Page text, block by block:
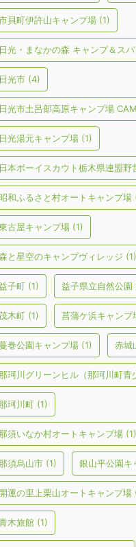
貝町伊許山キャンプ場 (1)
日光・まなかの森 キャンプ＆スパ
日光市 (4)
日光市土呂部高原キャンプ場
日光湯元キャンプ場 (1)
日本ボーイスカウト栃木県連盟野
和ふるさと村オートキャンプ場
古屋キャンプ場 (1)
と星空のキャンプヴィレッジ (1)
子町 (1) 益子県立自然公園
茂木町 (1) 菖蒲ケ浜キャンプ
巻公園キャンプ場 (1) 赤城
珂川グリーンヒル（那珂川町青
珂川町 (1)
須いなか村オートキャンプ場 (1)
須烏山市 (1) 銀山平公園キ
運の里上栗山オートキャンプ場
木旅館 (1)